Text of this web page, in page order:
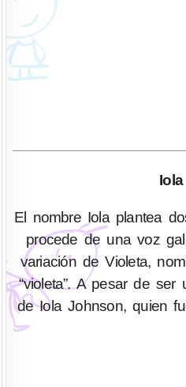
Iola
El nombre Iola plantea
procede de una voz
variación de Violeta,
“violeta”. A pesar de
de Iola Johnson, quien